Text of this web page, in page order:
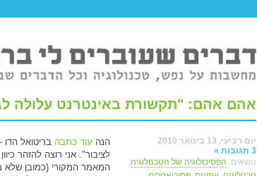
אהם אהם: "תקשורת באינטרנט עלולה
יום רביעי, 13 בינואר 2010
3 תגובות »
נושאים: הפסיכולוגיה של הטכנולוגיה,
הנה עוד כתבה בריטואל הדו
לציבור". אני רוצה להזהר
המאמר המקורי (כמובן שלא